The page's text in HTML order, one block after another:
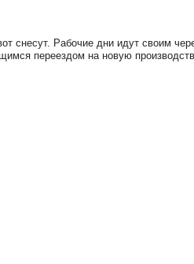
снесут. Рабочие дни идут своим
переездом на новую